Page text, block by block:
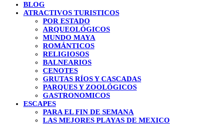
BLOG
ATRACTIVOS TURISTICOS
POR ESTADO
ARQUEOLÓGICOS
MUNDO MAYA
ROMÁNTICOS
RELIGIOSOS
BALNEARIOS
CENOTES
GRUTAS RÍOS Y CASCADAS
PARQUES Y ZOOLÓGICOS
GASTRONOMICOS
ESCAPES
PARA EL FIN DE SEMANA
LAS MEJORES PLAYAS DE MEXICO